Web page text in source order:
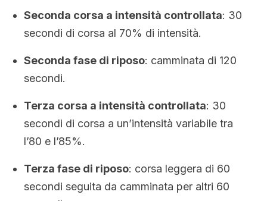
Seconda corsa a intensità controllata: 30
secondi di corsa al 70% di intensità.
Seconda fase di riposo: camminata di 120
secondi.
Terza corsa a intensità controllata: 30
secondi di corsa a un’intensità variabile tra
l’80 e l’85%.
Terza fase di riposo: corsa leggera di 60
secondi seguita da camminata per altri 60